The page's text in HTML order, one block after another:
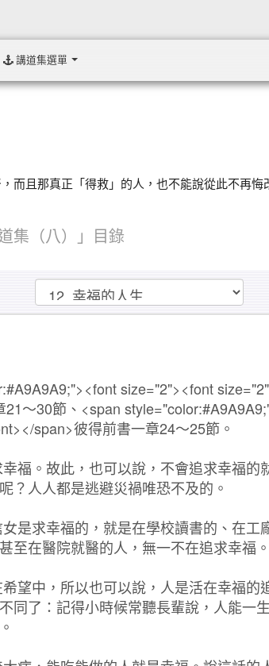
講道集選單
而且那真正「得救」的人，也不能說從此不再
集（八）」目錄